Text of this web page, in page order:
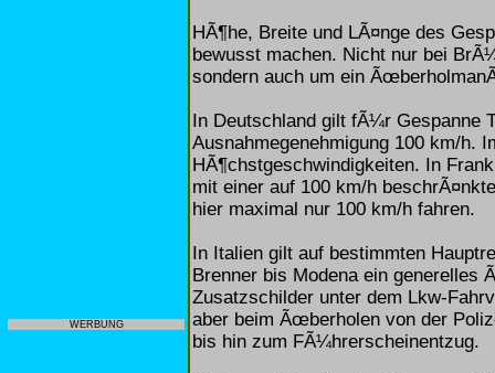
WERBUNG
HÃ¶he, Breite und LÃ¤nge des
bewusst machen. Nicht nur bei
sondern auch um ein
In Deutschland gilt fÃ¼r Gespanne
Ausnahmegenehmigung 100 km/h.
HÃ¶chstgeschwindigkeiten. In
mit einer auf 100 km/h
hier maximal nur 100 km/h fahren.
In Italien gilt auf bestimmten
Brenner bis Modena ein
Zusatzschilder unter dem Lkw-
aber beim Ãœberholen von der
bis hin zum FÃ¼hrerscheinentzug.